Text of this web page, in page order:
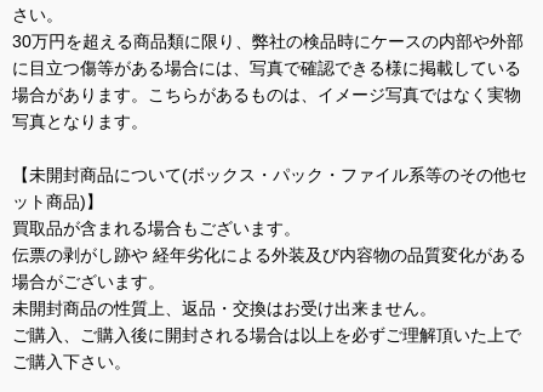
さい。
30万円を超える商品類に限り、弊社の検品時にケースの内部や外部
に目立つ傷等がある場合には、写真で確認できる様に掲載している
場合があります。こちらがあるものは、イメージ写真ではなく実物
写真となります。
【未開封商品について(ボックス・パック・ファイル系等のその他セ
ット商品)】
買取品が含まれる場合もございます。
伝票の剥がし跡や 経年劣化による外装及び内容物の品質変化がある
場合がございます。
未開封商品の性質上、返品・交換はお受け出来ません。
ご購入、ご購入後に開封される場合は以上を必ずご理解頂いた上で
ご購入下さい。